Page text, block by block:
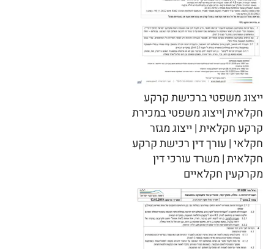
ייצוג משפטי ברכישת קרקע
חקלאית |ייצוג משפטי במכירת
קרקע חקלאית | ייצוג מגזר
חקלאי | עורך דין רכישת קרקע
חקלאית | משרד עורכי דין
מקרקעין חקלאיים